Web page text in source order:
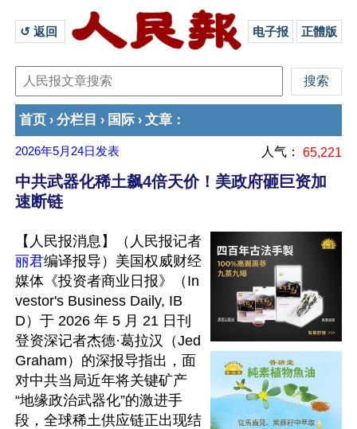
↺ 返回 电子报 正體版
首页 › 分栏目 › 国际 › 文章 ：
2026年5月24日 发表 人气： 65,221
中共武器化稀土飙4倍天价！美政府砸巨资加
速断链
【人民报消息】（人民报记者
丽君编译报导）美国权威财经
媒体《投资者商业日报》（In
vestor's Business Daily, IB
D）于 2026 年 5 月 21 日刊
登资深记者杰德·葛拉汉（Jed
Graham）的深报导指出，面
对中共当局近年将关键矿产
“地缘政治武器化”的激进手
段，全球稀土供应链正出现结